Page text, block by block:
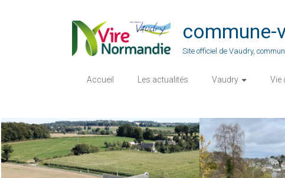
commune-
Site officiel de Vaudry,
Accueil Les actualités Vaudry Vie